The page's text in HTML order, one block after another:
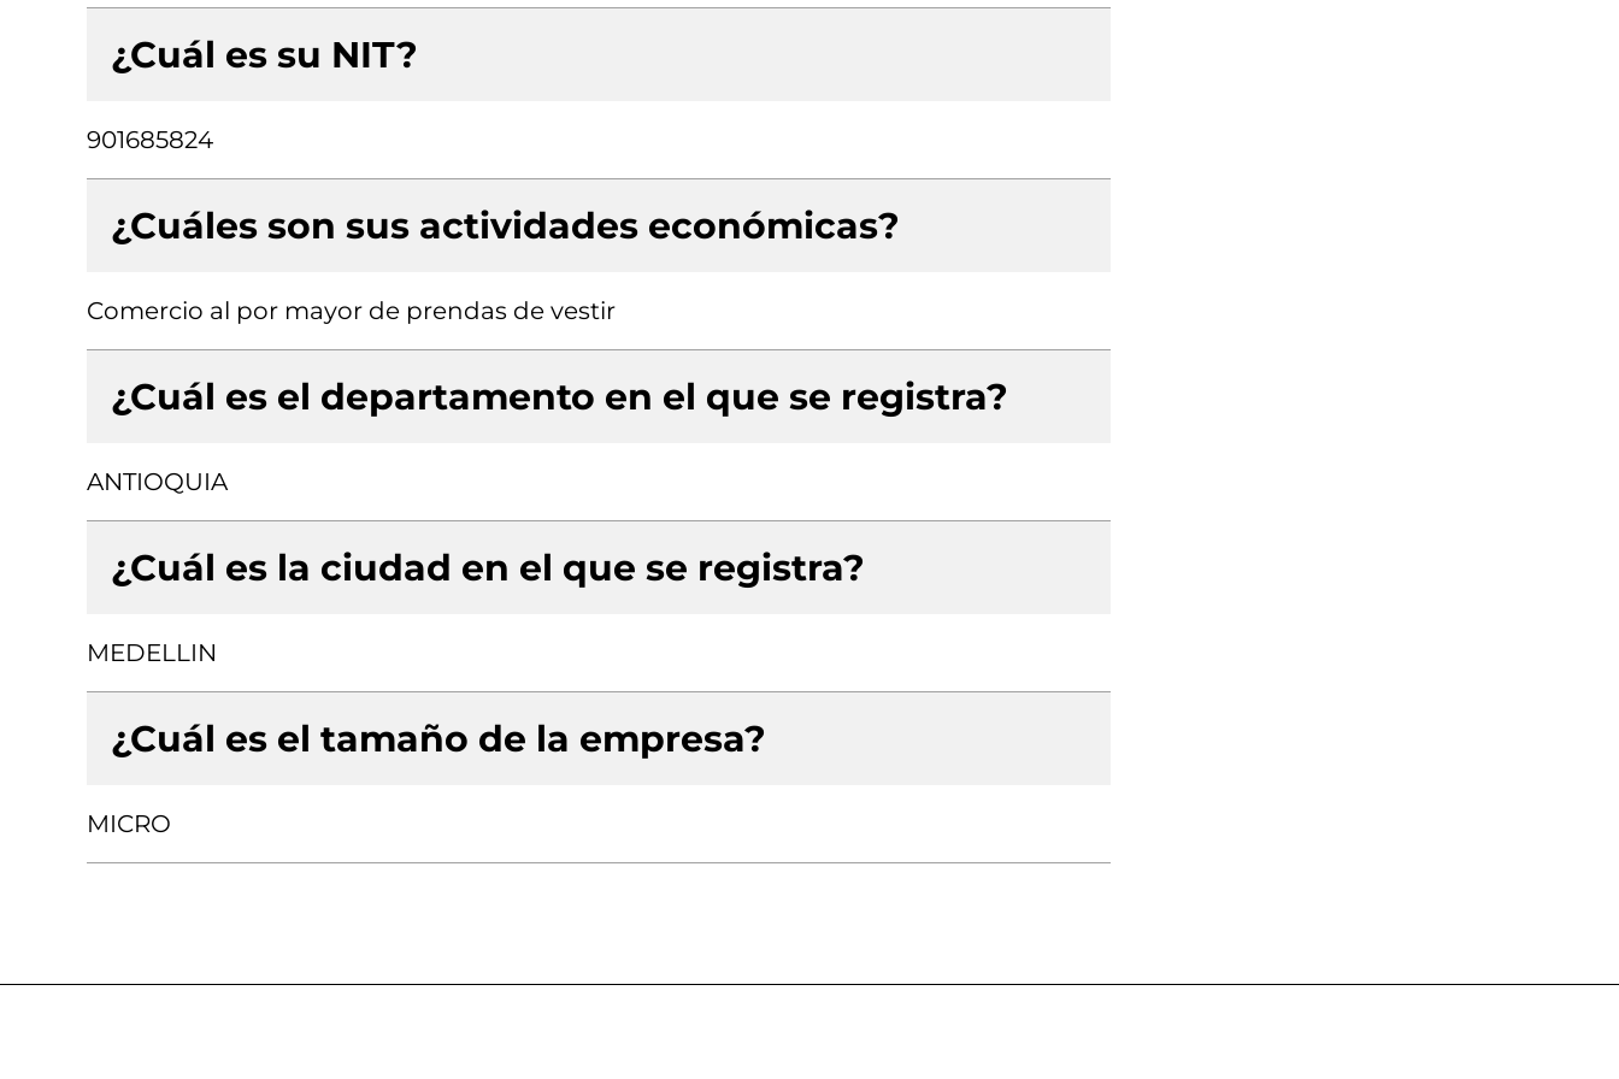
¿Cuál es su NIT?
901685824
¿Cuáles son sus actividades económicas?
Comercio al por mayor de prendas de vestir
¿Cuál es el departamento en el que se registra?
ANTIOQUIA
¿Cuál es la ciudad en el que se registra?
MEDELLIN
¿Cuál es el tamaño de la empresa?
MICRO